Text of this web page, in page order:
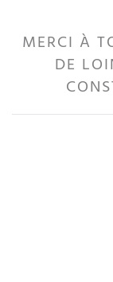
MERCI À
DE